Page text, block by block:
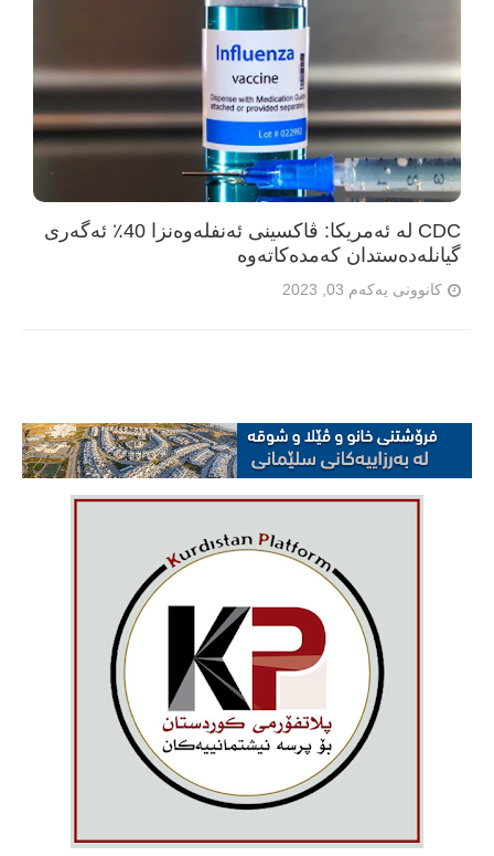
CDC لە ئەمریکا: ڤاکسینی ئەنفلەوەنزا 40٪ ئەگەری
گیانلەدەستدان کەمدەکاتەوە
کانوونی یەکەم 03, 2023